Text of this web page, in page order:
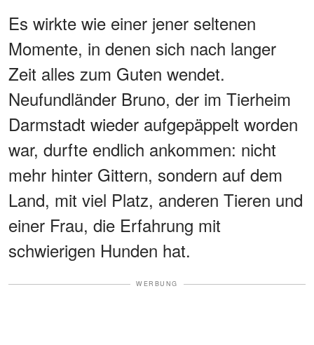
Es wirkte wie einer jener seltenen
Momente, in denen sich nach langer
Zeit alles zum Guten wendet.
Neufundländer Bruno, der im Tierheim
Darmstadt wieder aufgepäppelt worden
war, durfte endlich ankommen: nicht
mehr hinter Gittern, sondern auf dem
Land, mit viel Platz, anderen Tieren und
einer Frau, die Erfahrung mit
schwierigen Hunden hat.
WERBUNG